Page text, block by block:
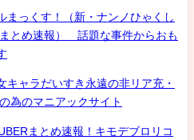
っくす！（新・ナンノひゃくし
とめ速報） 話題な事件からおも
キャラだいすき永遠の非リア充・
為のマニアックサイト
まとめ速報！キモデブロリコ